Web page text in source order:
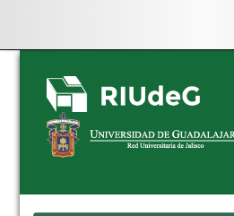
Skip
navigation